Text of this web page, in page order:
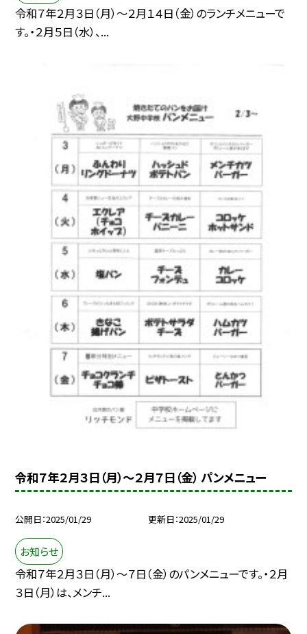
令和７年２月３日（月）～２月１４日（金）のランチメニューで
す。・２月５日（水）、...
令和７年２月３日（月）～２月７日（金） パンメニュー
公開日 2025/01/29 更新日 2025/01/29
お知らせ
令和７年２月３日（月）～７日（金）のパンメニューです。・２月
３日（月）は、メンチ...